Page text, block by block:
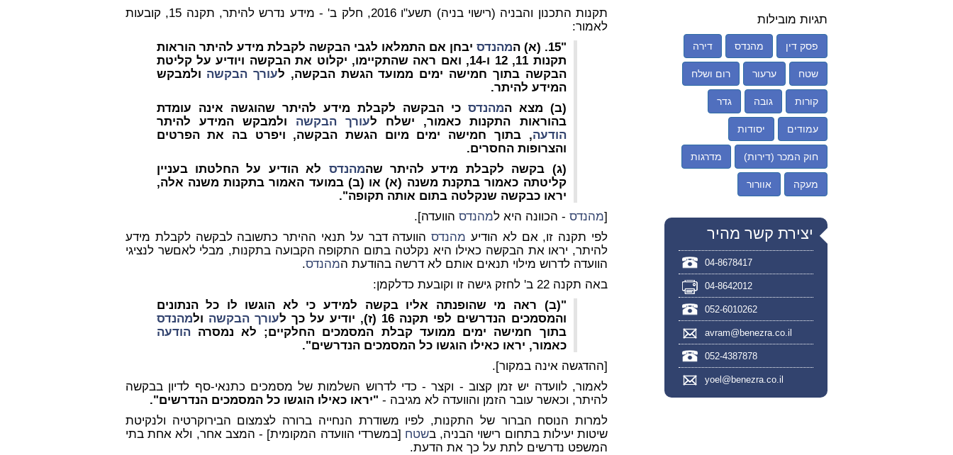
תקנות התכנון והבניה (רישוי בניה) תשע"ו 2016, חלק ב' - מידע נדרש להיתר, תקנה 15, קובעות
לאמור:
"15. (א) ה
מהנדס יבחן אם התמלאו לגבי הבקשה לקבלת מידע להיתר הוראות
תקנות 11, 12 ו-14, ואם ראה שהתקיימו, יקלוט את הבקשה ויודיע על קליטת
הבקשה בתוך חמישה ימים ממועד הגשת הבקשה, לעורך הבקשה ולמבקש
המידע להיתר.
(ב) מצא המהנדס כי הבקשה לקבלת מידע להיתר שהוגשה אינה עומדת
בהוראות התקנות כאמור, ישלח לעורך הבקשה ולמבקש המידע להיתר
הודעה, בתוך חמישה ימים מיום הגשת הבקשה, ויפרט בה את הפרטים
והצרופות החסרים.
(ג) בקשה לקבלת מידע להיתר שהמהנדס לא הודיע על החלטתו בעניין
קליטתה כאמור בתקנת משנה (א) או (ב) במועד האמור בתקנות משנה אלה,
יראו כבקשה שנקלטה בתום אותה תקופה".
[מהנדס - הכוונה היא למהנדס הוועדה].
לפי תקנה זו, אם לא הודיע מהנדסהוועדה דבר על תנאי ההיתר כתשובה לבקשה לקבלת מידע
להיתר, יראו את הבקשה כאילו היא נקלטה בתום התקופה הקבועה בתקנות, מבלי לאםשר לנציגי
הוועדה לדרוש מילוי תנאים אותם לא דרשה בהודעת המהנדס.
באה תקנה 22 ב' לחזק גישה זו וקובעת כדלקמן:
"(ב) ראה מי שהופנתה אליו בקשה למידע כי לא הוגשו לו כל הנתונים
והמסמכים הנדרשים לפי תקנה 16 (ז), יודיע על כך ל
עורך הבקשה ולמהנדס
בתוך חמישה ימים ממועד קבלת המסמכים החלקיים; לא נמסרההודעה
כאמור, יראו כאילו הוגשו כל המסמכים הנדרשים".
[ההדגשה אינה במקור].
לאמור, לוועדה יש זמן קצוב - וקצר- כדי לדרוש השלמות של מסמכים כתנאי-סף לדיון בבקשה
להיתר, וכאשר עובר הזמן והוועדה לא מגיבה - "יראו כאילו הוגשו כל המסמכים הנדרשים".
למרות הנוסח הברור של התקנות, לפיו משודרת הנחייה ברורה לצמצום הבירוקרטיה ולנקיטת
שיטות יעילות בתחום רישוי הבניה, בשטח [במשרדי הוועדה המקומית] - המצב אחר, ולא אחת בתי
המשפט נדרשים לתת על כך את הדעת.
תגיות מובילות
פסק דין מהנדס דירה
שטח ערעור רום ושלח
קורות גובה גדר
עמודים יסודות
חוק המכר (דירות) מדרגות
מעקה אוורור
יצירת קשר מהיר
04-8678417
04-8642012
052-6010262
avram@benezra.co.il
052-4387878
yoel@benezra.co.il